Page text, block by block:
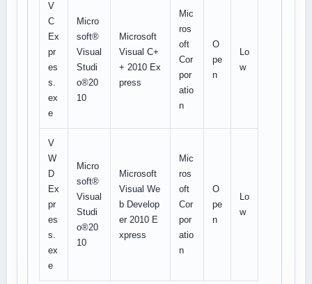
V
C
Ex
pr
es
s.
ex
e
Micro
soft®
Visual
Studi
o®20
10
Microsoft
Visual C+
+ 2010 Ex
press
Mic
ros
oft
Cor
por
atio
n
O
pe
n
Lo
w
V
W
D
Ex
pr
es
s.
ex
e
Micro
soft®
Visual
Studi
o®20
10
Microsoft
Visual We
b Develop
er 2010 E
xpress
Mic
ros
oft
Cor
por
atio
n
O
pe
n
Lo
w